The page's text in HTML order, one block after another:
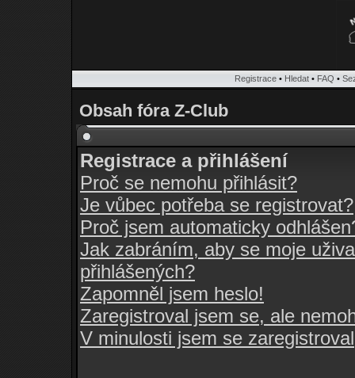
Registrace • Hledat • FAQ •
Obsah fóra Z-Club
Registrace a přihlášení
Proč se nemohu přihlásit?
Je vůbec potřeba se registrovat?
Proč jsem automaticky
Jak zabráním, aby se moje
přihlášených?
Zapomněl jsem heslo!
Zaregistroval jsem se, ale
V minulosti jsem se